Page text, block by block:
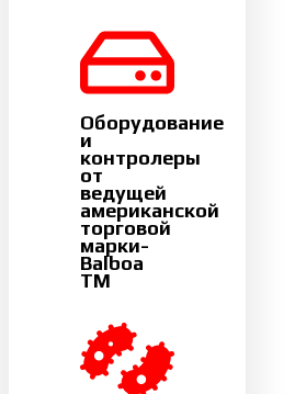
Оборудование
и
контролеры
от
ведущей
американской
торговой
марки-
Balboa
TM